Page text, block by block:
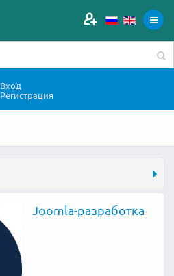
Вход
Регистрация
Joomla-разработка